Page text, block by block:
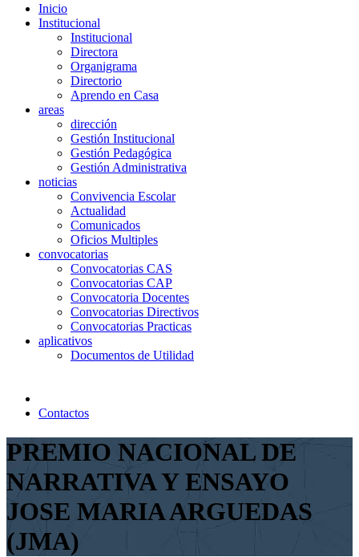
Inicio
Institucional
Institucional
Directora
Organigrama
Directorio
Aprendo en Casa
areas
dirección
Gestión Institucional
Gestión Pedagógica
Gestión Administrativa
noticias
Convivencia Escolar
Actualidad
Comunicados
Oficios Multiples
convocatorias
Convocatorias CAS
Convocatorias CAP
Convocatoria Docentes
Convocatorias Directivos
Convocatorias Practicas
aplicativos
Documentos de Utilidad
Contactos
PREMIO NACIONAL DE
NARRATIVA Y ENSAYO
JOSE MARIA ARGUEDAS
(JMA)